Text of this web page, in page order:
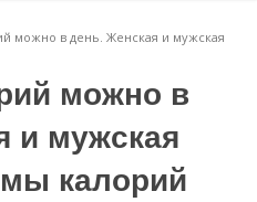
можно в день. Женская и мужская
можно в
и мужская
калорий